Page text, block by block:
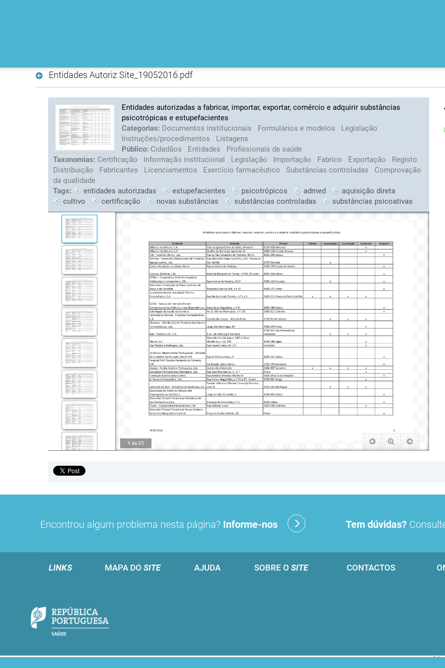
Entidades Autoriz Site_19052016.pdf
Entidades autorizadas a fabricar, importar, exportar, comércio e adquirir substâncias
psicotrópicas e estupefacientes
Categorias: Documentos institucionais Formulários e modelos
Legislação
Instruções/procedimentos
Listagens
Público: Cidadãos Entidades
Profissionais de saúde
Taxonomias: Certificação Informação institucional Legislação Importação Fabrico Exportação
Registo
Distribuição
Fabricantes Licenciamentos Exercício farmacêutico Substâncias controladas
Comprovação
da qualidade
Tags:
entidades autorizadas estupefacientes psicotrópicos admed
aquisição direta
cultivo
certificação novas substâncias substâncias controladas substâncias psicoativas
1 de33
Encontrou algum problema nesta página? Informe-nos Tem dúvidas?
LINKS MAPA DO SITE AJUDA SOBRE O SITE CONTACTOS